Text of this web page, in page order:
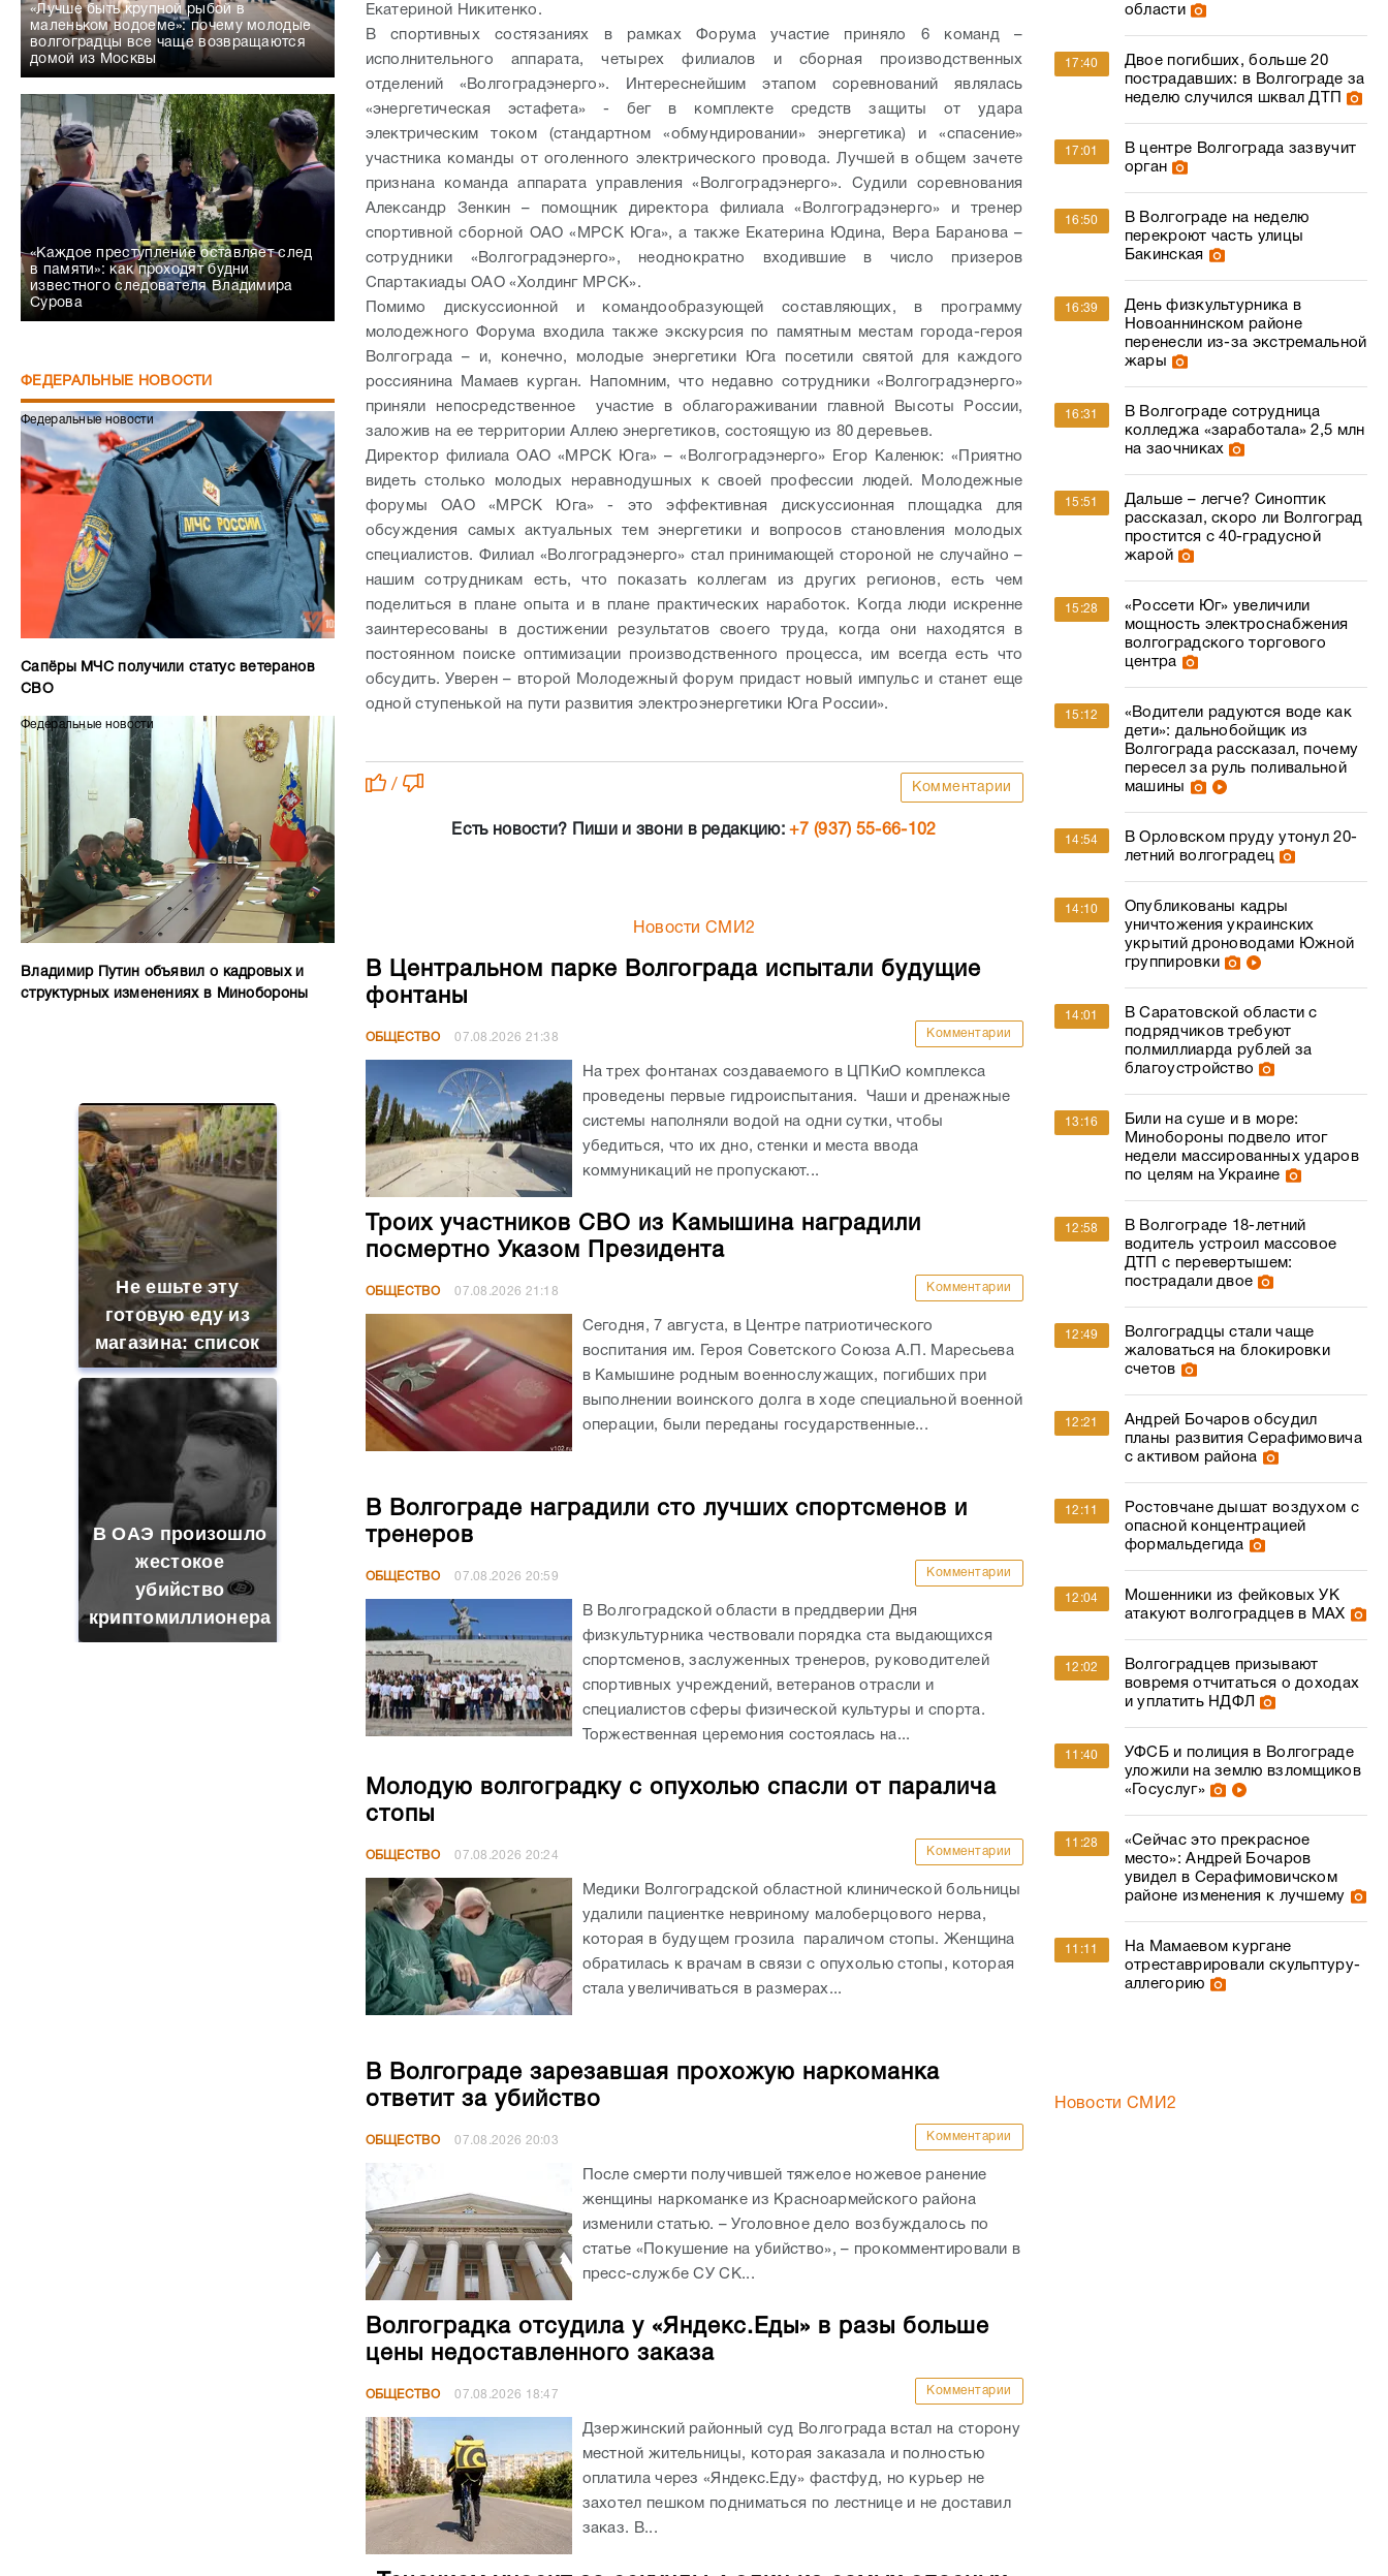
«Лучше быть крупной рыбой в
маленьком водоеме»: почему молодые
волгоградцы все чаще возвращаются
домой из Москвы
«Каждое преступление оставляет след
в памяти»: как проходят будни
известного следователя Владимира
Сурова
ФЕДЕРАЛЬНЫЕ НОВОСТИ
Федеральные новости
Сапёры МЧС получили статус ветеранов
СВО
Федеральные новости
Владимир Путин объявил о кадровых и
структурных изменениях в Минобороны
Не ешьте эту
готовую еду из
магазина: список
В ОАЭ произошло
жестокое
убийство
криптомиллионера
Екатериной Никитенко.
В спортивных состязаниях в рамках Форума участие приняло 6 команд –
исполнительного аппарата, четырех филиалов и сборная производственных
отделений «Волгоградэнерго». Интереснейшим этапом соревнований являлась
«энергетическая эстафета» - бег в комплекте средств защиты от удара
электрическим током (стандартном «обмундировании» энергетика) и «спасение»
участника команды от оголенного электрического провода. Лучшей в общем зачете
признана команда аппарата управления «Волгоградэнерго». Судили соревнования
Александр Зенкин – помощник директора филиала «Волгоградэнерго» и тренер
спортивной сборной ОАО «МРСК Юга», а также Екатерина Юдина, Вера Баранова –
сотрудники «Волгоградэнерго», неоднократно входившие в число призеров
Спартакиады ОАО «Холдинг МРСК».
Помимо дискуссионной и командообразующей составляющих, в программу
молодежного Форума входила также экскурсия по памятным местам города-героя
Волгограда – и, конечно, молодые энергетики Юга посетили святой для каждого
россиянина Мамаев курган. Напомним, что недавно сотрудники «Волгоградэнерго»
приняли непосредственное участие в облагораживании главной Высоты России,
заложив на ее территории Аллею энергетиков, состоящую из 80 деревьев.
Директор филиала ОАО «МРСК Юга» – «Волгоградэнерго» Егор Каленюк: «Приятно
видеть столько молодых неравнодушных к своей профессии людей. Молодежные
форумы ОАО «МРСК Юга» - это эффективная дискуссионная площадка для
обсуждения самых актуальных тем энергетики и вопросов становления молодых
специалистов. Филиал «Волгоградэнерго» стал принимающей стороной не случайно –
нашим сотрудникам есть, что показать коллегам из других регионов, есть чем
поделиться в плане опыта и в плане практических наработок. Когда люди искренне
заинтересованы в достижении результатов своего труда, когда они находятся в
постоянном поиске оптимизации производственного процесса, им всегда есть что
обсудить. Уверен – второй Молодежный форум придаст новый импульс и станет еще
одной ступенькой на пути развития электроэнергетики Юга России».
/ Комментарии
Есть новости? Пиши и звони в редакцию:+7 (937) 55-66-102
Новости СМИ2
В Центральном парке Волгограда испытали будущие
фонтаны
ОБЩЕСТВО 07.08.2026 21:38 Комментарии
На трех фонтанах создаваемого в ЦПКиО комплекса
проведены первые гидроиспытания. Чаши и дренажные
системы наполняли водой на одни сутки, чтобы
убедиться, что их дно, стенки и места ввода
коммуникаций не пропускают...
Троих участников СВО из Камышина наградили
посмертно Указом Президента
ОБЩЕСТВО 07.08.2026 21:18 Комментарии
Сегодня, 7 августа, в Центре патриотического
воспитания им. Героя Советского Союза А.П. Маресьева
в Камышине родным военнослужащих, погибших при
выполнении воинского долга в ходе специальной военной
операции, были переданы государственные...
В Волгограде наградили сто лучших спортсменов и
тренеров
ОБЩЕСТВО 07.08.2026 20:59 Комментарии
В Волгоградской области в преддверии Дня
физкультурника чествовали порядка ста выдающихся
спортсменов, заслуженных тренеров, руководителей
спортивных учреждений, ветеранов отрасли и
специалистов сферы физической культуры и спорта.
Торжественная церемония состоялась на...
Молодую волгоградку с опухолью спасли от паралича
стопы
ОБЩЕСТВО 07.08.2026 20:24 Комментарии
Медики Волгоградской областной клинической больницы
удалили пациентке невриному малоберцового нерва,
которая в будущем грозила параличом стопы. Женщина
обратилась к врачам в связи с опухолью стопы, которая
стала увеличиваться в размерах...
В Волгограде зарезавшая прохожую наркоманка
ответит за убийство
ОБЩЕСТВО 07.08.2026 20:03 Комментарии
После смерти получившей тяжелое ножевое ранение
женщины наркоманке из Красноармейского района
изменили статью. – Уголовное дело возбуждалось по
статье «Покушение на убийство», – прокомментировали в
пресс-службе СУ СК...
Волгоградка отсудила у «Яндекс.Еды» в разы больше
цены недоставленного заказа
ОБЩЕСТВО 07.08.2026 18:47 Комментарии
Дзержинский районный суд Волгограда встал на сторону
местной жительницы, которая заказала и полностью
оплатила через «Яндекс.Еду» фастфуд, но курьер не
захотел пешком подниматься по лестнице и не доставил
заказ. В...
области
17:40
Двое погибших, больше 20
пострадавших: в Волгограде за
неделю случился шквал ДТП
17:01
В центре Волгограда зазвучит
орган
16:50
В Волгограде на неделю
перекроют часть улицы
Бакинская
16:39
День физкультурника в
Новоаннинском районе
перенесли из-за экстремальной
жары
16:31
В Волгограде сотрудница
колледжа «заработала» 2,5 млн
на заочниках
15:51
Дальше – легче? Синоптик
рассказал, скоро ли Волгоград
простится с 40-градусной
жарой
15:28
«Россети Юг» увеличили
мощность электроснабжения
волгоградского торгового
центра
15:12
«Водители радуются воде как
дети»: дальнобойщик из
Волгограда рассказал, почему
пересел за руль поливальной
машины
14:54
В Орловском пруду утонул 20-
летний волгоградец
14:10
Опубликованы кадры
уничтожения украинских
укрытий дроноводами Южной
группировки
14:01
В Саратовской области с
подрядчиков требуют
полмиллиарда рублей за
благоустройство
13:16
Били на суше и в море:
Минобороны подвело итог
недели массированных ударов
по целям на Украине
12:58
В Волгограде 18-летний
водитель устроил массовое
ДТП с перевертышем:
пострадали двое
12:49
Волгоградцы стали чаще
жаловаться на блокировки
счетов
12:21
Андрей Бочаров обсудил
планы развития Серафимовича
с активом района
12:11
Ростовчане дышат воздухом с
опасной концентрацией
формальдегида
12:04
Мошенники из фейковых УК
атакуют волгоградцев в МАХ
12:02
Волгоградцев призывают
вовремя отчитаться о доходах
и уплатить НДФЛ
11:40
УФСБ и полиция в Волгограде
уложили на землю взломщиков
«Госуслуг»
11:28
«Сейчас это прекрасное
место»: Андрей Бочаров
увидел в Серафимовичском
районе изменения к лучшему
11:11
На Мамаевом кургане
отреставрировали скульптуру-
аллегорию
Новости СМИ2